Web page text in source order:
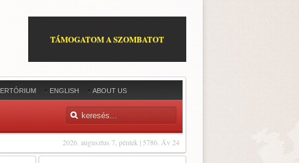
TÁMOGATOM A SZOMBATOT
ENGLISH ABOUT US
2026. augusztus 7, péntek | 5786. Áv 24